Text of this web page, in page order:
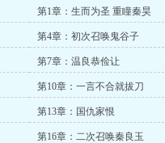
第1章：生而为圣 重瞳秦昊
第4章：初次召唤鬼谷子
第7章：温良恭俭让
第10章：一言不合就拔刀
第13章：国仇家恨
第16章：二次召唤秦良玉